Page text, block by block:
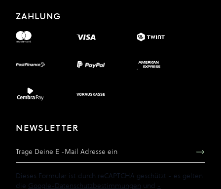
ZAHLUNG
NEWSLETTER
Dieses Formular ist durch reCAPTCHA geschützt - es gelten
die Google-Datenschutzbestimmungen und -